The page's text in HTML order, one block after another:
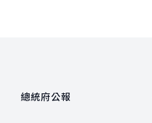
總統府公報